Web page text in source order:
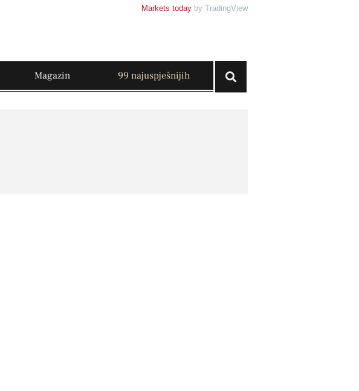
Markets today by TradingView
Magazin 99 najuspješnijih